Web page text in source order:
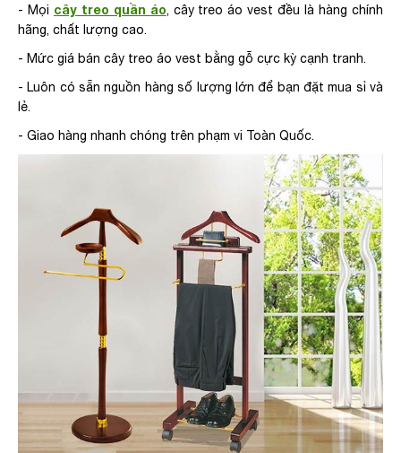
- Mọi cây treo quần áo, cây treo áo vest đều là hàng chính
hãng, chất lượng cao.
- Mức giá bán cây treo áo vest bằng gỗ cực kỳ cạnh tranh.
- Luôn có sẵn nguồn hàng số lượng lớn để bạn đặt mua sỉ và
lẻ.
- Giao hàng nhanh chóng trên phạm vi Toàn Quốc.